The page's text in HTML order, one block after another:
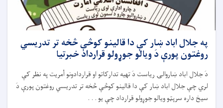
په جلال اباد ښار کې دا قالينو کوڅې څخه تر تدريسي
روغتون پورې دَ ويالو جوړولو قرارداد خبرتیا
دَ جلال اباد ښاروالۍ ریاست دَ تهيه تدارکاتو او قراردادونو أمريت په نظر کې
لري چې جلال اباد ښار کې دا قالينو کوڅې څخه تر تدريسي روغتون پورې دَ
سيخ داره سرپټو ويالو جوړولو قرارداد چې يو . . .